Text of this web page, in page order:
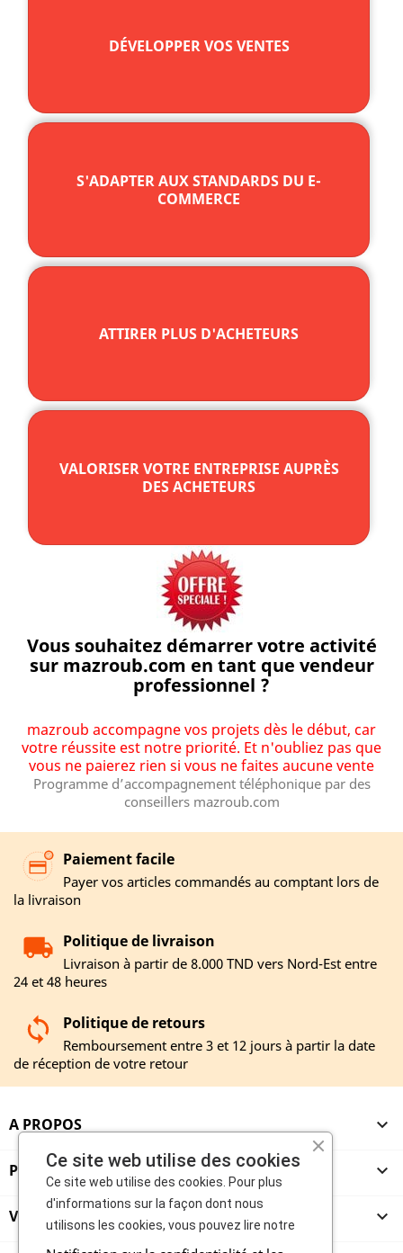
DÉVELOPPER VOS VENTES
S'ADAPTER AUX STANDARDS DU E-
COMMERCE
ATTIRER PLUS D'ACHETEURS
VALORISER VOTRE ENTREPRISE AUPRÈS
DES ACHETEURS
Vous souhaitez démarrer votre activité
sur mazroub.com en tant que vendeur
professionnel ?
mazroub accompagne vos projets dès le début, car
votre réussite est notre priorité. Et n'oubliez pas que
vous ne paierez rien si vous ne faites aucune vente
Programme d’accompagnement téléphonique par des
conseillers mazroub.com
Paiement facile
Payer vos articles commandés au comptant lors de
la livraison
Politique de livraison
Livraison à partir de 8.000 TND vers Nord-Est entre
24 et 48 heures
Politique de retours
Remboursement entre 3 et 12 jours à partir la date
de réception de votre retour
A PROPOS 
PRODUITS 
VENDEURS 
Ce site web utilise des cookies
Ce site web utilise des cookies. Pour plus
d'informations sur la façon dont nous
utilisons les cookies, vous pouvez lire notre